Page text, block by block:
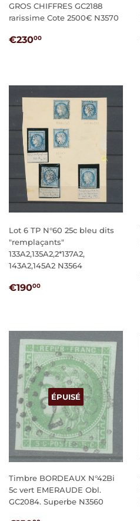
GROS CHIFFRES GC2188
rarissime Cote 2500€ N3570
PRIX
€23000
Lot 6 TP N°60 25c bleu dits
"remplaçants"
133A2,135A2,2*137A2,
143A2,145A2 N3564
PRIX
€19000
ÉPUISÉ
Timbre BORDEAUX N°42Bi
5c vert EMERAUDE Obl.
GC2084. Superbe N3560